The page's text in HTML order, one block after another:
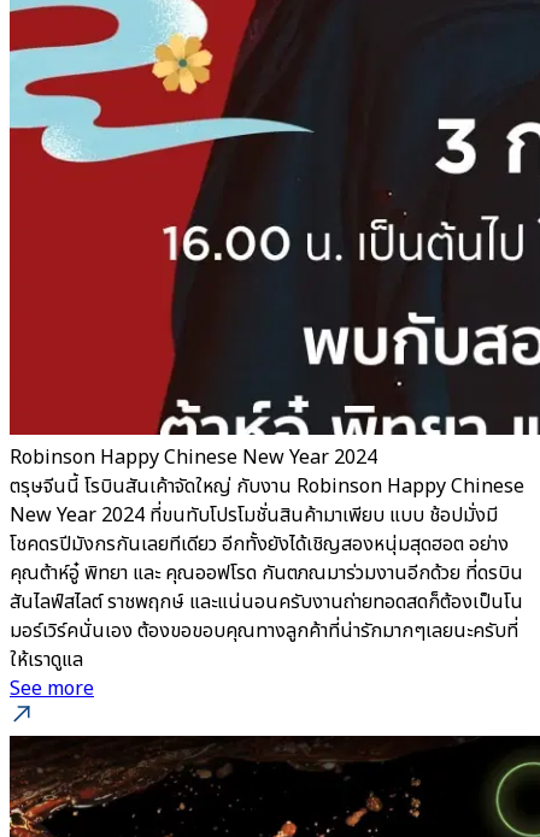
Robinson Happy Chinese New Year 2024
ตรุษจีนนี้ โรบินสันเค้าจัดใหญ่ กับงาน Robinson Happy Chinese
New Year 2024 ที่ขนทับโปรโมชั่นสินค้ามาเพียบ แบบ ช้อปมั่งมี
โชคดรปีมังกรกันเลยทีเดียว อีกทั้งยังได้เชิญสองหนุ่มสุดฮอต อย่าง
คุณต้าห์อู๋ พิทยา และ คุณออฟโรด กันตภณมาร่วมงานอีกด้วย ที่ดรบิน
สันไลฟ์สไลต์ ราชพฤกษ์ และแน่นอนครับงานถ่ายทอดสดก็ต้องเป็นโน
มอร์เวิร์คนั่นเอง ต้องขอขอบคุณทางลูกค้าที่น่ารักมากๆเลยนะครับที่
ให้เราดูแล
See more